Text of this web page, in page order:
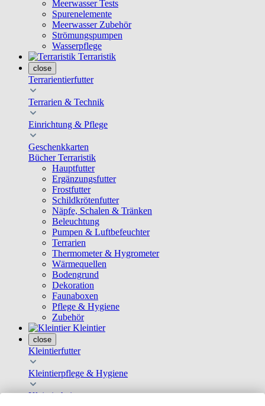
Meerwasser Tests
Spurenelemente
Meerwasser Zubehör
Strömungspumpen
Wasserpflege
Terraristik
close
Terrarientierfutter
Terrarien & Technik
Einrichtung & Pflege
Geschenkkarten
Bücher Terraristik
Hauptfutter
Ergänzungsfutter
Frostfutter
Schildkrötenfutter
Näpfe, Schalen & Tränken
Beleuchtung
Pumpen & Luftbefeuchter
Terrarien
Thermometer & Hygrometer
Wärmequellen
Bodengrund
Dekoration
Faunaboxen
Pflege & Hygiene
Zubehör
Kleintier
close
Kleintierfutter
Kleintierpflege & Hygiene
Kleintierheim